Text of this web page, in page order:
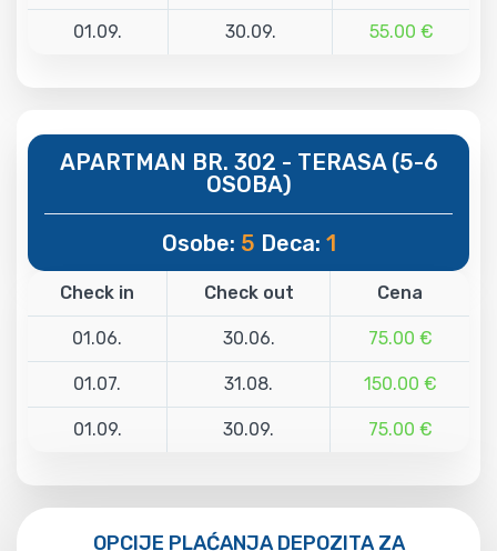
01.09. 30.09. 55.00 €
APARTMAN BR. 302 - TERASA (5-6
OSOBA)
Osobe: 5 Deca: 1
Check in Check out Cena
01.06. 30.06. 75.00 €
01.07. 31.08. 150.00 €
01.09. 30.09. 75.00 €
OPCIJE PLAĆANJA DEPOZITA ZA